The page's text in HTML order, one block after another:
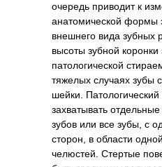
очередь приводит к
анатомической формы
внешнего вида зубных
высоты зубной коронки
патологической
тяжелых случаях зубы
шейки.
захватывать
зубов или все зубы, с
сторон, в области
челюстей. Стертые